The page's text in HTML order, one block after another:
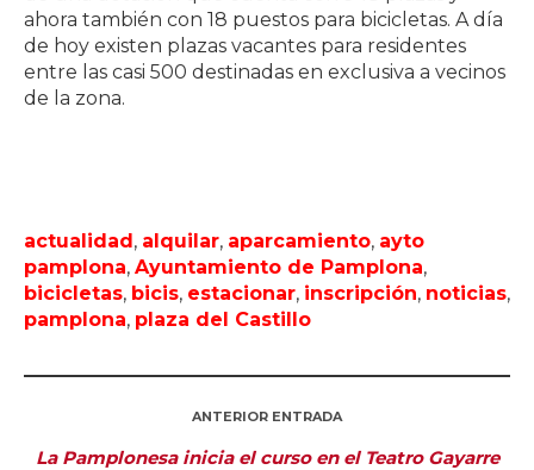
ahora también con 18 puestos para bicicletas. A día
de hoy existen plazas vacantes para residentes
entre las casi 500 destinadas en exclusiva a vecinos
de la zona.
actualidad, alquilar, aparcamiento, ayto
pamplona, Ayuntamiento de Pamplona,
bicicletas, bicis, estacionar, inscripción, noticias,
pamplona, plaza del Castillo
ANTERIOR ENTRADA
La Pamplonesa inicia el curso en el Teatro Gayarre